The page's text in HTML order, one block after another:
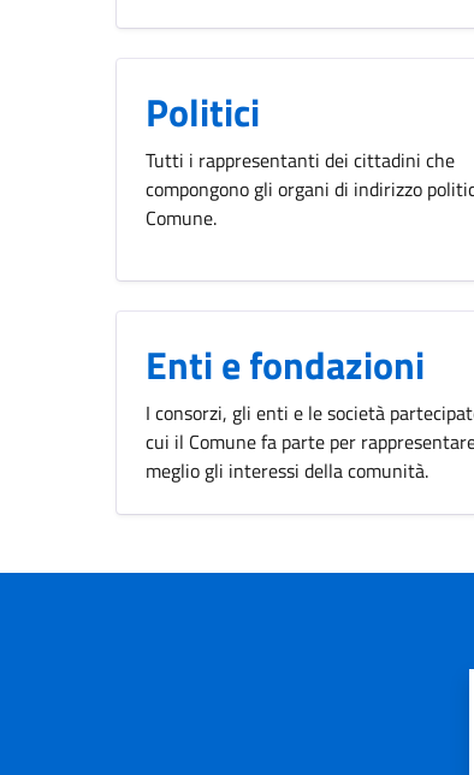
Politici
Tutti i rappresentanti dei cittadini che
compongono gli organi di indirizzo
Comune.
Enti e fondazioni
I consorzi, gli enti e le società
cui il Comune fa parte per
meglio gli interessi della comunità.